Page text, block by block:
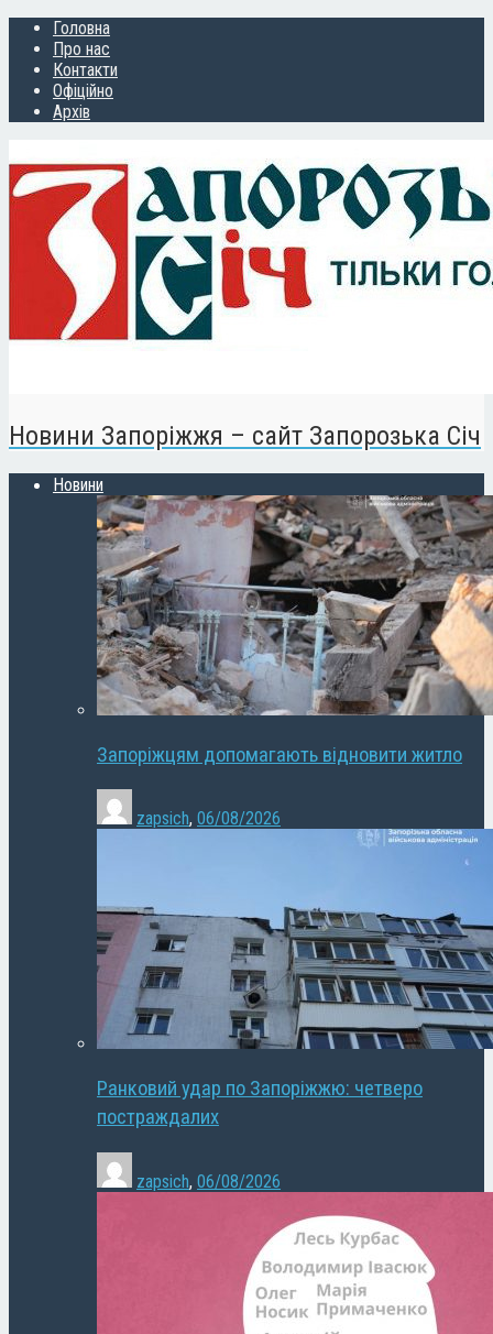
Головна
Про нас
Контакти
Офіційно
Архів
Новини Запоріжжя – сайт Запорозька Січ
Новини
Запоріжцям допомагають відновити житло
zapsich, 06/08/2026
Ранковий удар по Запоріжжю: четверо
постраждалих
zapsich, 06/08/2026